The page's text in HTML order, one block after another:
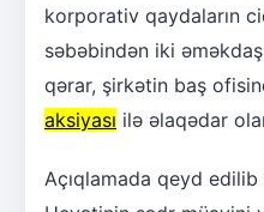
korporativ qaydaların
səbəbindən iki
qərar, şirkətin baş
aksiyası ilə əlaqədar
Açıqlamada qeyd